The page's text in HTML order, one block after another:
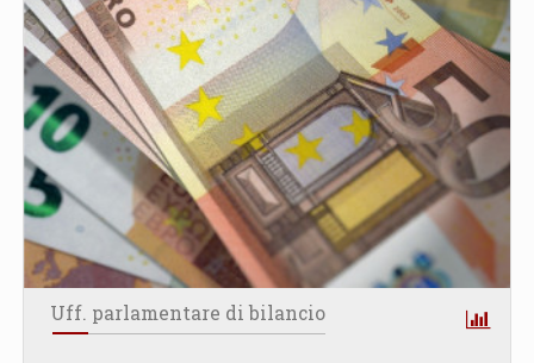
Uff. parlamentare di bilancio